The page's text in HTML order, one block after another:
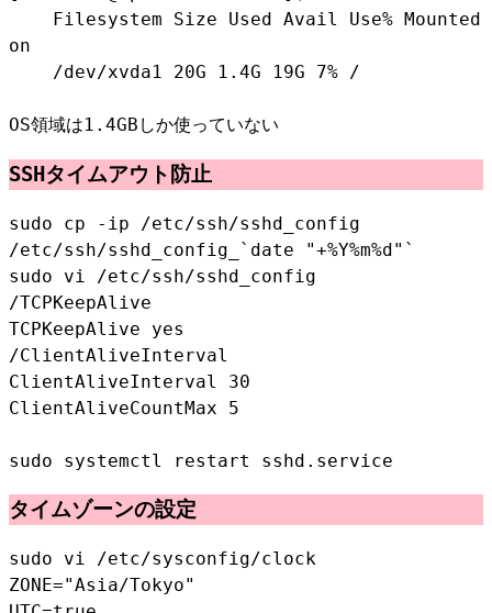
Filesystem Size Used Avail Use% Mounted
on
/dev/xvda1 20G 1.4G 19G 7% /
OS領域は1.4GBしか使っていない
SSHタイムアウト防止
sudo cp -ip /etc/ssh/sshd_config
/etc/ssh/sshd_config_`date "+%Y%m%d"`
sudo vi /etc/ssh/sshd_config
/TCPKeepAlive
TCPKeepAlive yes
/ClientAliveInterval
ClientAliveInterval 30
ClientAliveCountMax 5
sudo systemctl restart sshd.service
タイムゾーンの設定
sudo vi /etc/sysconfig/clock
ZONE="Asia/Tokyo"